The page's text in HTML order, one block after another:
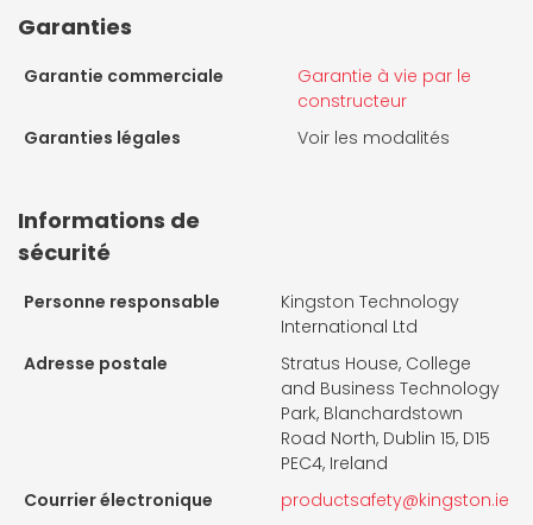
Garanties
Garantie commerciale
Garantie à vie par le
constructeur
Garanties légales
Voir les modalités
Informations de
sécurité
Personne responsable
Kingston Technology
International Ltd
Adresse postale
Stratus House, College
and Business Technology
Park, Blanchardstown
Road North, Dublin 15, D15
PEC4, Ireland
Courrier électronique
productsafety@kingston.ie